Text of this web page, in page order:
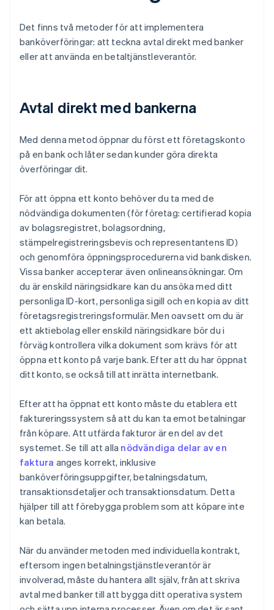
Det finns två metoder för att implementera
banköverföringar: att teckna avtal direkt med banker
eller att använda en betaltjänstleverantör.
Avtal direkt med bankerna
Med denna metod öppnar du först ett företagskonto
på en bank och låter sedan kunder göra direkta
överföringar dit.
För att öppna ett konto behöver du ta med de
nödvändiga dokumenten (för företag: certifierad kopia
av bolagsregistret, bolagsordning,
stämpelregistreringsbevis och representantens ID)
och genomföra öppningsprocedurerna vid bankdisken.
Vissa banker accepterar även onlineansökningar. Om
du är enskild näringsidkare kan du ansöka med ditt
personliga ID-kort, personliga sigill och en kopia av ditt
företagsregistreringsformulär. Men oavsett om du är
ett aktiebolag eller enskild näringsidkare bör du i
förväg kontrollera vilka dokument som krävs för att
öppna ett konto på varje bank. Efter att du har öppnat
ditt konto, se också till att inrätta internetbank.
Efter att ha öppnat ett konto måste du etablera ett
faktureringssystem så att du kan ta emot betalningar
från köpare. Att utfärda fakturor är en del av det
systemet. Se till att alla nödvändiga delar av en
faktura anges korrekt, inklusive
banköverföringsuppgifter, betalningsdatum,
transaktionsdetaljer och transaktionsdatum. Detta
hjälper till att förebygga problem som att köpare inte
kan betala.
När du använder metoden med individuella kontrakt,
eftersom ingen betalningstjänstleverantör är
involverad, måste du hantera allt själv, från att skriva
avtal med banker till att bygga ditt operativa system